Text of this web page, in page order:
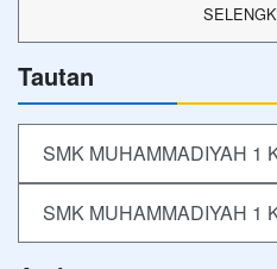
Tautan
SMK MUHAMMADIYAH 1
SMK MUHAMMADIYAH 1